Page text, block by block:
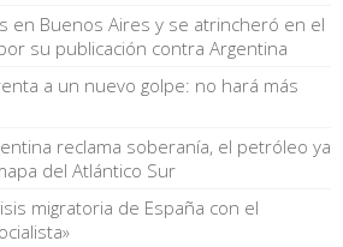
en Buenos Aires y se atrincheró en el
su publicación contra Argentina
a un nuevo golpe: no hará más
reclama soberanía, el petróleo ya
del Atlántico Sur
migratoria de España con el